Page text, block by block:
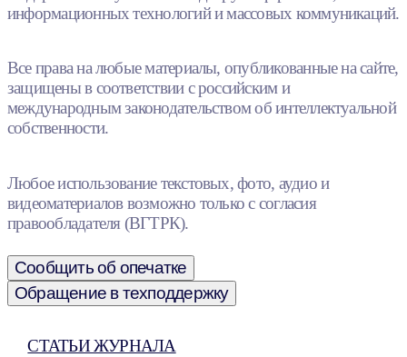
информационных технологий и массовых коммуникаций.
Все права на любые материалы, опубликованные на сайте,
защищены в соответствии с российским и
международным законодательством об интеллектуальной
собственности.
Любое использование текстовых, фото, аудио и
видеоматериалов возможно только с согласия
правообладателя (ВГТРК).
Сообщить об опечатке
Обращение в техподдержку
СТАТЬИ ЖУРНАЛА